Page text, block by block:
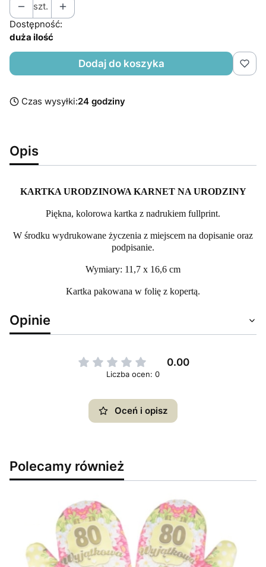
szt.
Dostępność:
duża ilość
Dodaj do koszyka
Czas wysyłki:24 godziny
Opis
KARTKA URODZINOWA KARNET NA URODZINY
Piękna, kolorowa kartka z nadrukiem fullprint.
W środku wydrukowane życzenia z miejscem na dopisanie oraz
podpisanie.
Wymiary: 11,7 x 16,6 cm
Kartka pakowana w folię z kopertą.
Opinie
0.00
Liczba ocen: 0
Oceń i opisz
Polecamy również